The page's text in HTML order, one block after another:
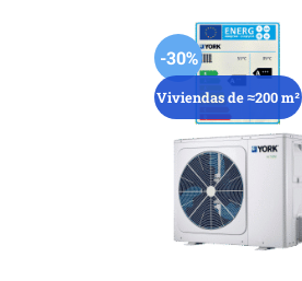
-30%
Viviendas de ≈200 m²